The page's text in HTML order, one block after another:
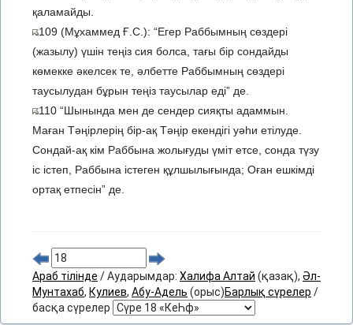
қаламайды.
109 (Мұхаммед Ғ.С.): “Егер Раббымның сөздері
(жазылу) үшін теңіз сия болса, тағы бір сондайды
көмекке әкелсек те, әлбетте Раббымның сөздері
таусылудан бұрын теңіз таусылар еді” де.
110 “Шынында мен де сендер сияқты адаммын.
Маған Тәңірлерің бір-ақ Тәңір екендігі уәһи етілуде.
Сондай-ақ кім Раббына жолығуды үміт етсе, сонда түзу
іс істеп, Раббына істеген құлшылығында; Оған ешкімді
ортақ етпесін” де.
Араб тілінде / Аударымдар: Халифа Алтай (қазақ), Әл-
Мунтахаб, Кулиев, Абу-Адель (орыс)Барлық сүрелер /
басқа сүрелер